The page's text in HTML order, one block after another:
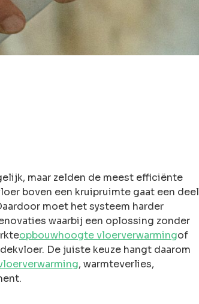
maar zelden de meest efficiënte
boven een kruipruimte gaat een deel
moet het systeem harder
waarbij een oplossing zonder
opbouwhoogte vloerverwarmingof
De juiste keuze hangt daarom
, warmteverlies,